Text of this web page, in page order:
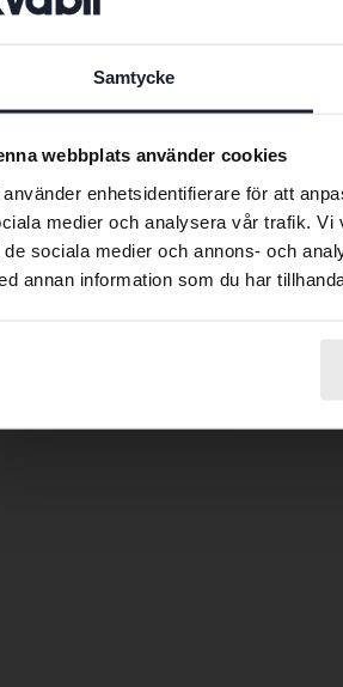
Samtycke
webbplats använder cookies
använder enhetsidentifierare för att
medier och analysera vår trafik. Vi
de sociala medier och annons- och
annan information som du har
Vi erbjuder också hemleverans
hjälpa dig med det också – vi tar hand
Hyundai
sälja en begagnad Hyundai? Då
bilen hemma hos dig. Sedan
vår marknadsplats. Få uppskattat
preferences
abroad we
contains all